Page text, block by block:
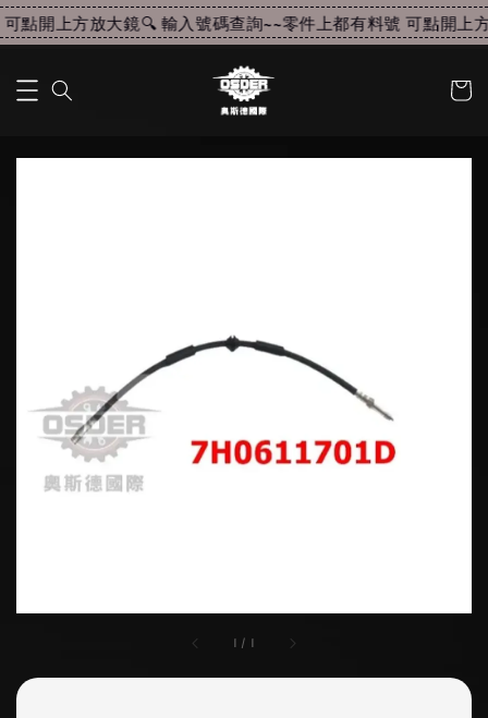
點開上方放大鏡🔍 輸入號碼查詢~~零件上都有料號 可點開上
1 / 1